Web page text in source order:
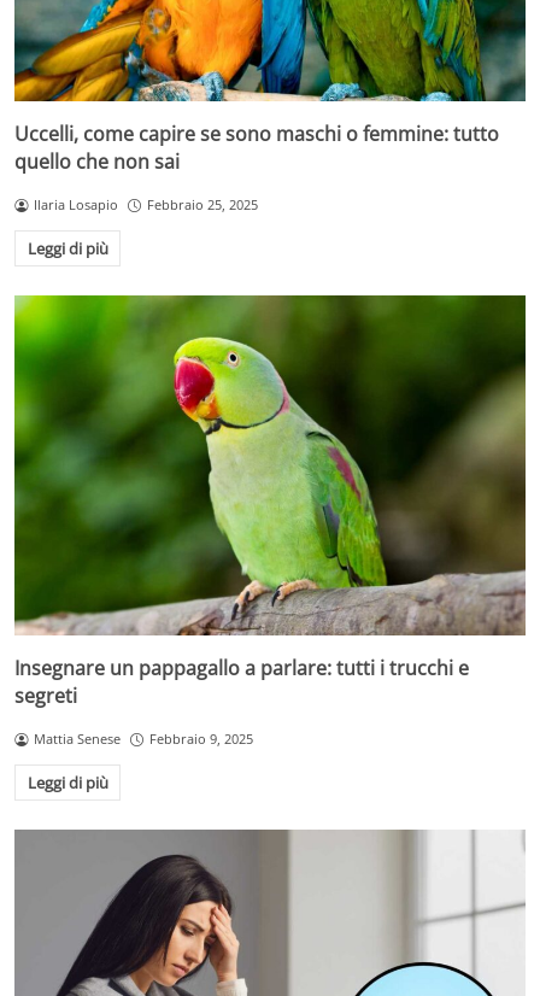
Uccelli, come capire se sono maschi o femmine: tutto
quello che non sai
Ilaria Losapio Febbraio 25, 2025
Leggi di più
Insegnare un pappagallo a parlare: tutti i trucchi e
segreti
Mattia Senese Febbraio 9, 2025
Leggi di più